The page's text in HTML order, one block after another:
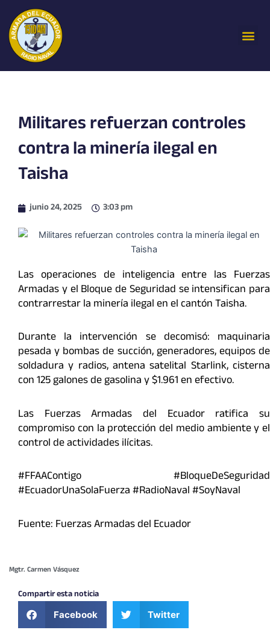
contenido
Militares refuerzan controles
contra la minería ilegal en
Taisha
junio 24, 2025 3:03 pm
Las operaciones de inteligencia entre las Fuerzas
Armadas y el Bloque de Seguridad se intensifican para
contrarrestar la minería ilegal en el cantón Taisha.
Durante la intervención se decomisó: maquinaria
pesada y bombas de succión, generadores, equipos de
soldadura y radios, antena satelital Starlink, cisterna
con 125 galones de gasolina y $1.961 en efectivo.
Las Fuerzas Armadas del Ecuador ratifica su
compromiso con la protección del medio ambiente y el
control de actividades ilícitas.
#FFAAContigo #BloqueDeSeguridad
#EcuadorUnaSolaFuerza #RadioNaval #SoyNaval
Fuente: Fuerzas Armadas del Ecuador
Mgtr. Carmen Vásquez
Compartir esta noticia
Facebook Twitter